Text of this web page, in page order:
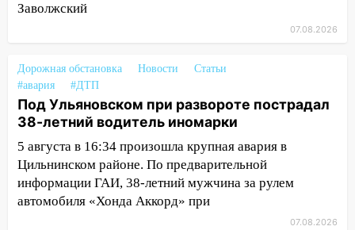
11:25 В Ульяновске ИИ будет выявлять
11:20
Ульяновская шахматистка
Валерия Клейменова выиграла два
золота в составе сборной мира
11:16 В Ульяновске открыли памятную
доску декабристу Кондратию Рылееву
10:40 В Ульяновске спасатели ночью
нашли потерявшегося в заброшенных
Заволжский
07.08.2026
Дорожная обстановка Новости
Статьи
#авария
#ДТП
Под Ульяновском при развороте пострадал
38-летний водитель иномарки
5 августа в 16:34 произошла крупная авария в
Цильнинском районе. По предварительной
информации ГАИ, 38-летний мужчина за рулем
автомобиля «Хонда Аккорд» при
07.08.2026